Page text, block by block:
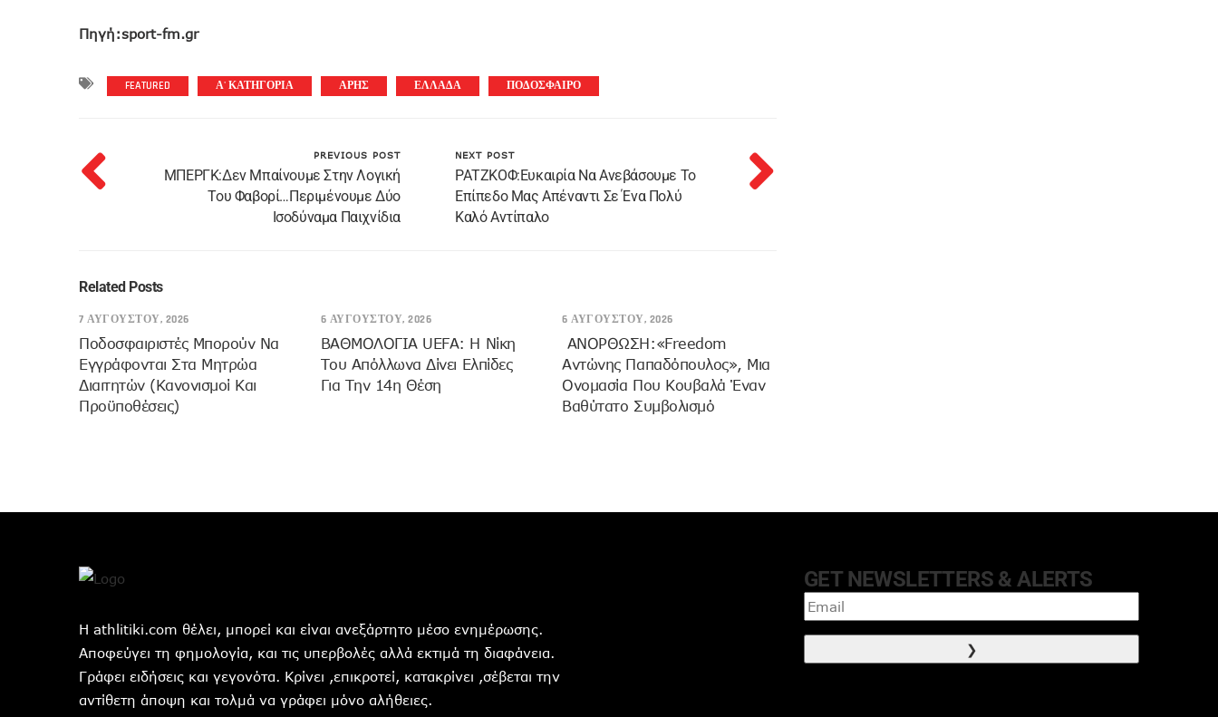
Πηγή:sport-fm.gr
FEATURED Α' ΚΑΤΗΓΟΡΙΑ ΑΡΗΣ ΕΛΛΑΔΑ ΠΟΔΟΣΦΑΙΡΟ
PREVIOUS POST
ΜΠΕΡΓΚ:Δεν Μπαίνουμε Στην Λογική
Του Φαβορί…Περιμένουμε Δύο
Ισοδύναμα Παιχνίδια
NEXT POST
ΡΑΤΖΚΟΦ:Ευκαιρία Να Ανεβάσουμε Το
Επίπεδο Μας Απέναντι Σε Ένα Πολύ
Καλό Αντίπαλο
Related Posts
7 ΑΥΓΟΎΣΤΟΥ, 2026
Ποδοσφαιριστές Μπορούν Να
Εγγράφονται Στα Μητρώα
Διαιτητών (κανονισμοί Και
Προϋποθέσεις)
6 ΑΥΓΟΎΣΤΟΥ, 2026
ΒΑΘΜΟΛΟΓΙΑ UEFA: Η Νίκη
Του Απόλλωνα Δίνει Ελπίδες
Για Την 14η Θέση
6 ΑΥΓΟΎΣΤΟΥ, 2026
ANOΡΘΩΣΗ:«Freedom
Αντώνης Παπαδόπουλος», Μια
Ονομασία Που Κουβαλά Έναν
Βαθύτατο Συμβολισμό
Η athlitiki.com θέλει, μπορεί και είναι ανεξάρτητο μέσο ενημέρωσης.
Αποφεύγει τη φημολογία, και τις υπερβολές αλλά εκτιμά τη διαφάνεια.
Γράφει ειδήσεις και γεγονότα. Κρίνει ,επικροτεί, κατακρίνει ,σέβεται την
αντίθετη άποψη και τολμά να γράφει μόνο αλήθειες.
GET NEWSLETTERS & ALERTS